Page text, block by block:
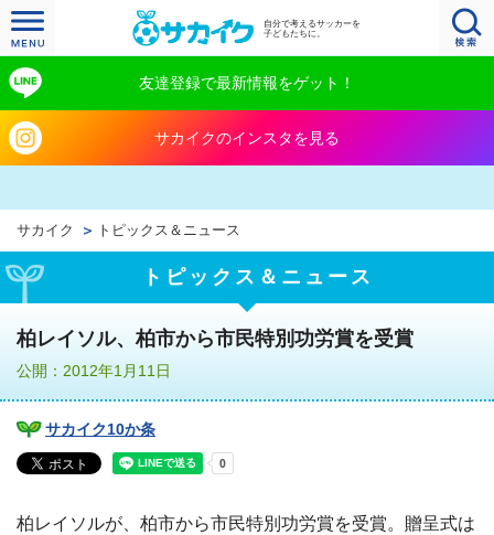
自分で考えるサッカーを
子どもたちに。
友達登録で最新情報をゲット！
サカイクのインスタを見る
サカイク トピックス＆ニュース
トピックス＆ニュース
柏レイソル、柏市から市民特別功労賞を受賞
公開：2012年1月11日
サカイク10か条
柏レイソルが、柏市から市民特別功労賞を受賞。贈呈式は